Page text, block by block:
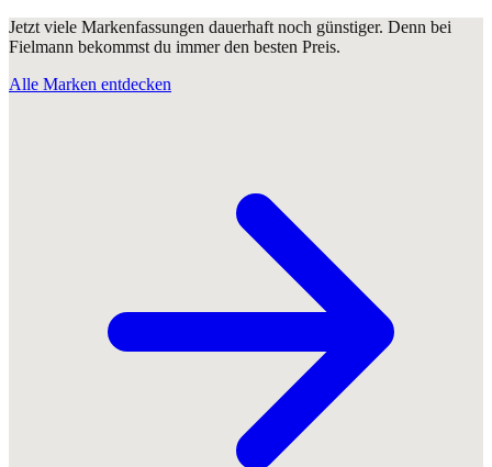
Jetzt viele Markenfassungen dauerhaft noch günstiger. Denn bei
Fielmann bekommst du immer den besten Preis.
Alle Marken entdecken